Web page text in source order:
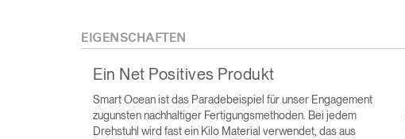
EIGENSCHAFTEN
Ein Net Positives Produkt
Smart Ocean ist das Paradebeispiel für unser Engagement
zugunsten nachhaltiger Fertigungsmethoden. Bei jedem
Drehstuhl wird fast ein Kilo Material verwendet, das aus